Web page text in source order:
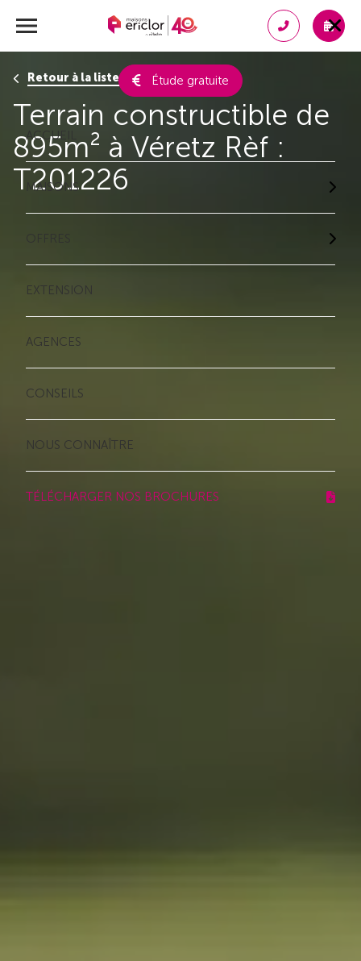
Étude gratuite
ACCUEIL
MAISONS
EXTENSION
AGENCES
CONSEILS
NOUS CONNAÎTRE
TÉLÉCHARGER NOS BROCHURES
Retour à la liste des résultats
Terrain constructible de
895m² à Véretz Rèf :
T201226